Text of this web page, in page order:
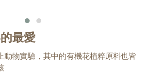
最愛
動物實驗，其中的有機花植粹原料也皆